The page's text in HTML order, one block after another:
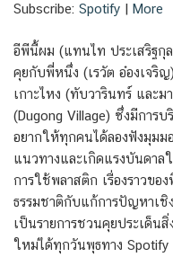
Subscribe: Spotify | More
อีพีนี้ผม (แทนไท ประเสริฐกุ
คุยกับพี่หนึ่ง (เรวัต อ๋องเจริ
เกาะไหง (ทับวารินทร์ และม
(Dugong Village) ซึ่งมีการบ
อยากให้ทุกคนได้ลองฟังมุมม
แนวทางและเกิดแรงบันดาล
การใช้พลาสติก เรื่องราวขอ
ธรรมชาติกับแก้การปัญหาเชิ
เป็นรายการชวนคุยประเด็นสิ่
ใหม่ได้ทุกวันพุธทาง Spotify